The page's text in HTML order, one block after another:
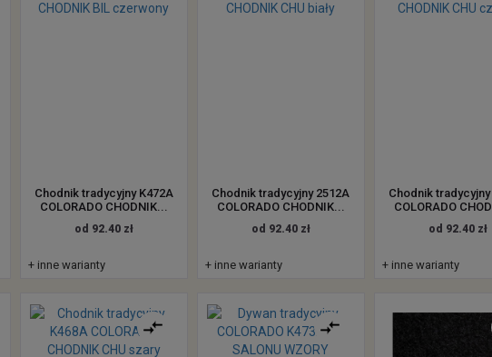
Chodnik tradycyjny K472A
COLORADO CHODNIK...
od 92.40 zł
+ inne warianty
Chodnik tradycyjny 2512A
COLORADO CHODNIK...
od 92.40 zł
+ inne warianty
Chodnik tradycyjny
COLORADO
od 92.40 zł
+ inne warianty